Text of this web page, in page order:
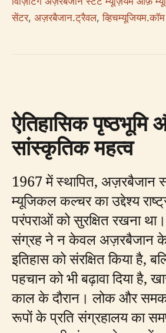
सेंटर, अज़रबैजान.ट्रैवल,व्हिचम्यूजियम.कॉम
ऐतिहासिक पृष्ठभूमि
सांस्कृतिक महत्व
1967 में स्थापित, अज़रबैजान
म्यूजिकल कल्चर का उद्देश्य
परंपराओं को सुरक्षित रखना
संग्रह ने न केवल अज़रबैजान के
इतिहास को संरक्षित किया है,
पहचान को भी बढ़ावा दिया है,
काल के दौरान। लोक और
रूपों के प्रति संग्रहालय का